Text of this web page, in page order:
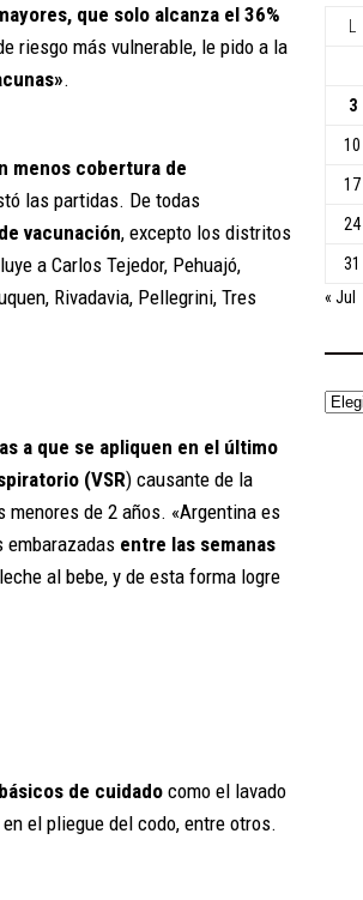
que solo alcanza el 36%
riesgo más vulnerable, le pido a la
.
menos cobertura de
las partidas. De todas
vacunación, excepto los distritos
a Carlos Tejedor, Pehuajó,
Rivadavia, Pellegrini, Tres
a que se apliquen en el último
(VSR) causante de la
de 2 años. «Argentina es
embarazadas entre las semanas
al bebe, y de esta forma logre
de cuidado como el lavado
el pliegue del codo, entre otros.
3
10
17
24
31
« Jul